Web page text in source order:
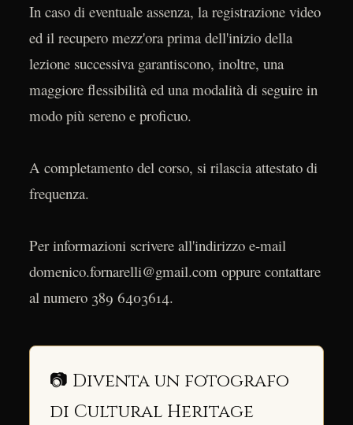
In caso di eventuale assenza, la registrazione video
ed il recupero mezz'ora prima dell'inizio della
lezione successiva garantiscono, inoltre, una
maggiore flessibilità ed una modalità di seguire in
modo più sereno e proficuo.
A completamento del corso, si rilascia attestato di
frequenza.
Per informazioni scrivere all'indirizzo e-mail
domenico.fornarelli@gmail.com oppure contattare
al numero 389 6403614.
📷 Diventa un fotografo
di Cultural Heritage